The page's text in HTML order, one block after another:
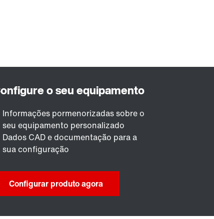
Informações pormenorizadas sobre o
seu equipamento personalizado
Dados CAD e documentação para a
sua configuração
Configurar produto agora